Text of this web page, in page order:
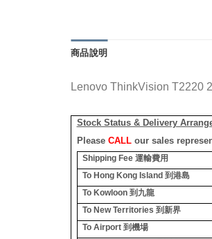
商品說明
Lenovo ThinkVision T2220
Stock Status & Delivery
Please CALLour sales
Shipping Fee 運輸費用
To Hong Kong Island 到港島
To Kowloon 到九龍
To New Territories 到新界
To Airport 到機場